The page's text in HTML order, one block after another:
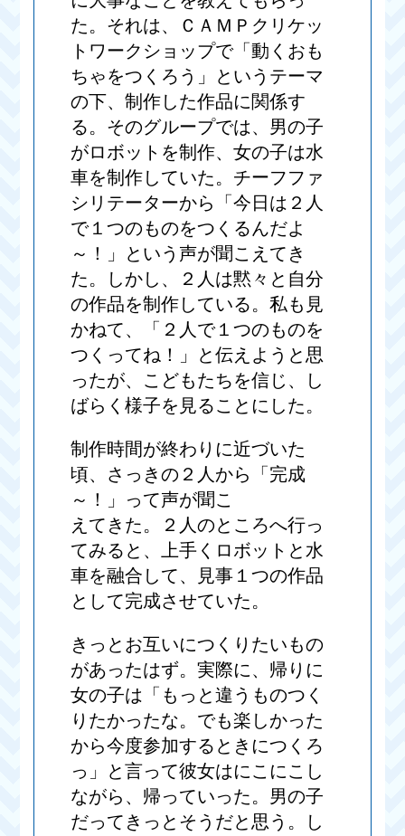
た。それは、ＣＡＭＰクリケッ
トワークショップで「動くおも
ちゃをつくろう」というテーマ
の下、制作した作品に関係す
る。そのグループでは、男の子
がロボットを制作、女の子は水
車を制作していた。チーフファ
シリテーターから「今日は２人
で１つのものをつくるんだよ
～！」という声が聞こえてき
た。しかし、２人は黙々と自分
の作品を制作している。私も見
かねて、「２人で１つのものを
つくってね！」と伝えようと思
ったが、こどもたちを信じ、し
ばらく様子を見ることにした。
制作時間が終わりに近づいた
頃、さっきの２人から「完成
～！」って声が聞こ
えてきた。２人のところへ行っ
てみると、上手くロボットと水
車を融合して、見事１つの作品
として完成させていた。
きっとお互いにつくりたいもの
があったはず。実際に、帰りに
女の子は「もっと違うものつく
りたかったな。でも楽しかった
から今度参加するときにつくろ
っ」と言って彼女はにこにこし
ながら、帰っていった。男の子
だってきっとそうだと思う。し